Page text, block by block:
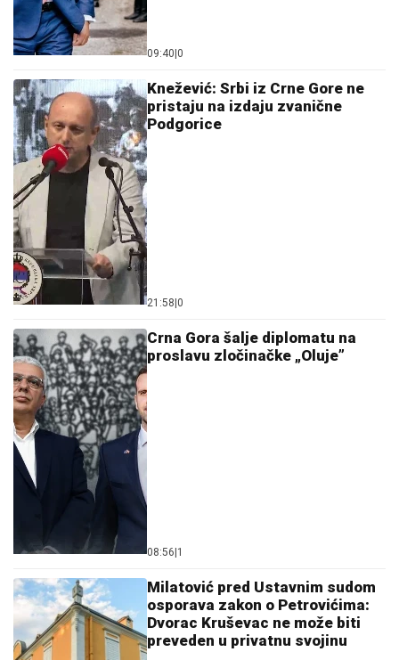
09:40|0
Knežević: Srbi iz Crne Gore ne
pristaju na izdaju zvanične
Podgorice
21:58|0
Crna Gora šalje diplomatu na
proslavu zločinačke „Oluje”
08:56|1
Milatović pred Ustavnim sudom
osporava zakon o Petrovićima:
Dvorac Kruševac ne može biti
preveden u privatnu svojinu